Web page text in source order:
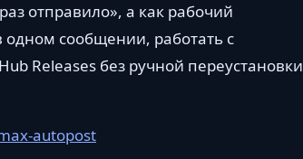
отправило», а как рабочий
одном сообщении, работать с
Releases без ручной переустановки
autopost